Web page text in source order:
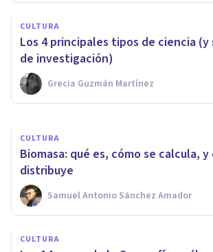
CULTURA
Los 4 principales tipos de ciencia (y
de investigación)
Grecia Guzmán Martínez
¿Qué es un
nuevos mapas del
Arturo Torres
CULTURA
Biomasa: qué es, cómo se calcula, y
distribuye
Samuel Antonio Sánchez Amador
CULTURA